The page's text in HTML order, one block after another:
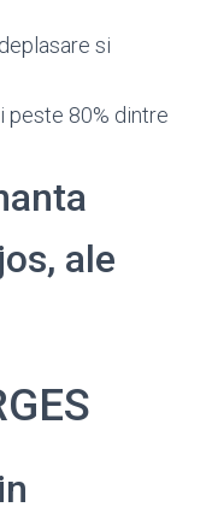
si
peste 80% dintre
ale
in